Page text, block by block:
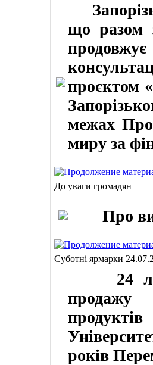
що разом
проєктом
межах
миру за
До уваги громадян
Про
Суботні ярмарки
24
продажу
продуктів
років